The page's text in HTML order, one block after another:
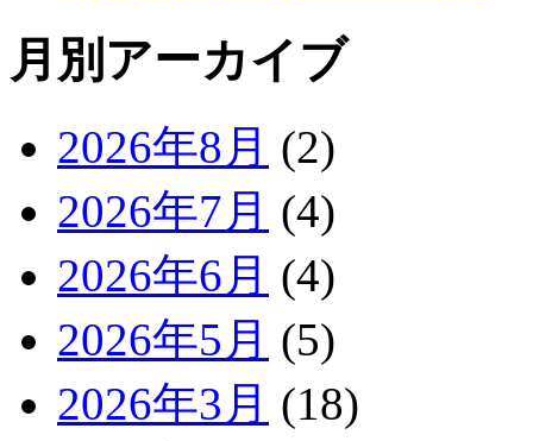
月別アーカイブ
2026年8月 (2)
2026年7月 (4)
2026年6月 (4)
2026年5月 (5)
2026年3月 (18)